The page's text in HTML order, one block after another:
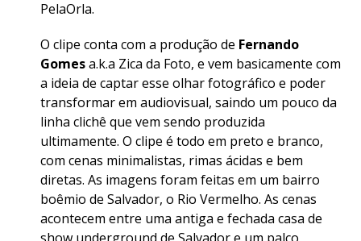
PelaOrla.
O clipe conta com a produção de Fernando
Gomesa.k.a Zica da Foto, e vem basicamente com
a ideia de captar esse olhar fotográfico e poder
transformar em audiovisual, saindo um pouco da
linha clichê que vem sendo produzida
ultimamente. O clipe é todo em preto e branco,
com cenas minimalistas, rimas ácidas e bem
diretas. As imagens foram feitas em um bairro
boêmio de Salvador, o Rio Vermelho. As cenas
acontecem entre uma antiga e fechada casa de